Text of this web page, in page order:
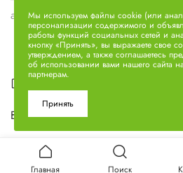
арт.650.1004058
Описание
Вкладыш шатунный верхний
Главная Поиск
Мы используем файлы cookie (или
персонализации содержимого и
работы функций социальных сетей и
кнопку «Принять», вы выражаете свое
утверждением, а также соглашаетесь
об использовании вами нашего сайта
партнерам.
Принять